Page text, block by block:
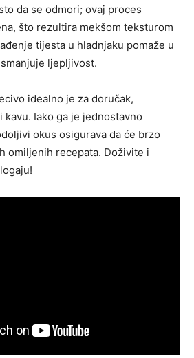
da se odmori; ovaj proces
što rezultira mekšom teksturom
tijesta u hladnjaku pomaže u
ljepljivost.
idealno je za doručak,
Iako ga je jednostavno
okus osigurava da će brzo
omiljenih recepata. Doživite i